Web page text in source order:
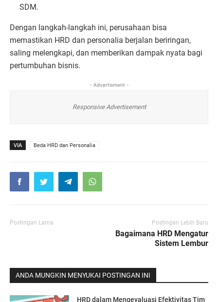
SDM.
Dengan langkah-langkah ini, perusahaan bisa
memastikan HRD dan personalia berjalan beriringan,
saling melengkapi, dan memberikan dampak nyata bagi
pertumbuhan bisnis.
- Advertisment -
Responsive Advertisement
VIA Beda HRD dan Personalia
Postingan Lama Postingan Lebih Baru
Bagaimana HRD Mengatur
Sistem Lembur
ANDA MUNGKIN MENYUKAI POSTINGAN INI
HRD dalam Mengevaluasi Efektivitas Tim